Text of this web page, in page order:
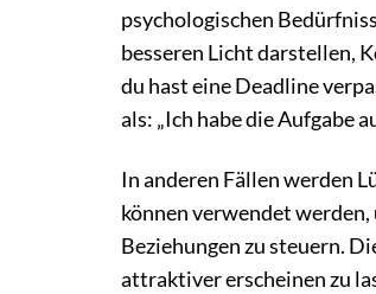
psychologischen
besseren Licht darstellen,
du hast eine Deadline
als: „Ich habe die Aufgabe
In anderen Fällen werden
können verwendet
Beziehungen zu steuern.
attraktiver erscheinen zu